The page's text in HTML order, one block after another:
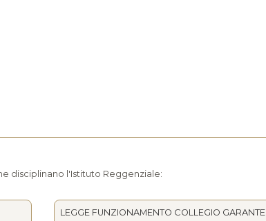
disciplinano l'Istituto Reggenziale:
LEGGE FUNZIONAMENTO COLLEGIO GARANTE